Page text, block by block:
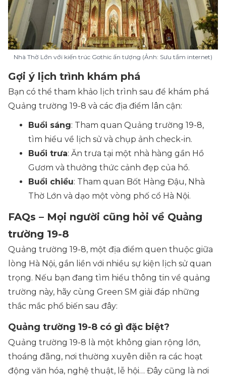
Nhà Thờ Lớn với kiến trúc Gothic ấn tượng (Ảnh: Sưu tầm internet)
Gợi ý lịch trình khám phá
Bạn có thể tham khảo lịch trình sau để khám phá
Quảng trường 19-8 và các địa điểm lân cận:
Buổi sáng: Tham quan Quảng trường 19-8,
tìm hiểu về lịch sử và chụp ảnh check-in.
Buổi trưa: Ăn trưa tại một nhà hàng gần Hồ
Gươm và thưởng thức cảnh đẹp của hồ.
Buổi chiều: Tham quan Bốt Hàng Đậu, Nhà
Thờ Lớn và dạo một vòng phố cổ Hà Nội.
FAQs – Mọi người cũng hỏi về Quảng
trường 19-8
Quảng trường 19-8, một địa điểm quen thuộc giữa
lòng Hà Nội, gắn liền với nhiều sự kiện lịch sử quan
trọng. Nếu bạn đang tìm hiểu thông tin về quảng
trường này, hãy cùng Green SM giải đáp những
thắc mắc phổ biến sau đây:
Quảng trường 19-8 có gì đặc biệt?
Quảng trường 19-8 là một không gian rộng lớn,
thoáng đãng, nơi thường xuyên diễn ra các hoạt
động văn hóa, nghệ thuật, lễ hội… Đây cũng là nơi